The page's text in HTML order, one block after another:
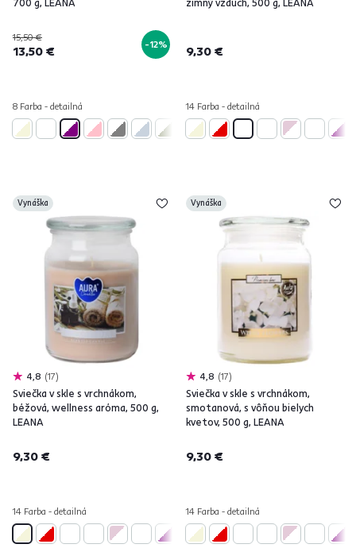
15,50 €
13,50 € -12%
8 Farba - detailná
9,30 €
14 Farba - detailná
Vynáška
4,8 17
Sviečka v skle s vrchnákom,
béžová, wellness aróma, 500 g,
LEANA
9,30 €
14 Farba - detailná
Vynáška
4,8 17
Sviečka v skle s vrchnákom,
smotanová, s vôňou bielych
kvetov, 500 g, LEANA
9,30 €
14 Farba - detailná